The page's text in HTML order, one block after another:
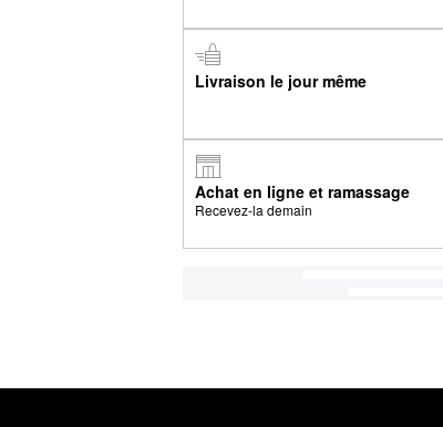
Livraison le jour même
Achat en ligne et ramassage
Recevez-la demain